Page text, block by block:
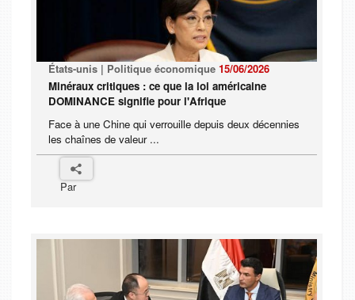
États-unis | Politique économique 15/06/2026
Minéraux critiques : ce que la loi américaine
DOMINANCE signifie pour l'Afrique
Face à une Chine qui verrouille depuis deux décennies
les chaînes de valeur ...
Par